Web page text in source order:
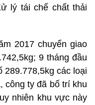
lý tái chế chất thải
2017 chuyển giao
9 tháng đầu
289.778,5kg các loại
công ty đã bố trí khu
nhiên khu vực này